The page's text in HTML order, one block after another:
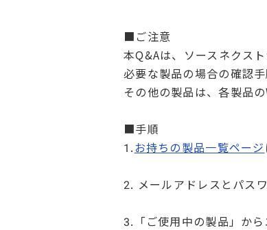
■ご注意
本Q&Aは、ソースネクス
必要な製品の場合の確認手
その他の製品は、各製品
■手順
1.お持ちの製品一覧ページ
2. メールアドレスとパス
3.「ご使用中の製品」か